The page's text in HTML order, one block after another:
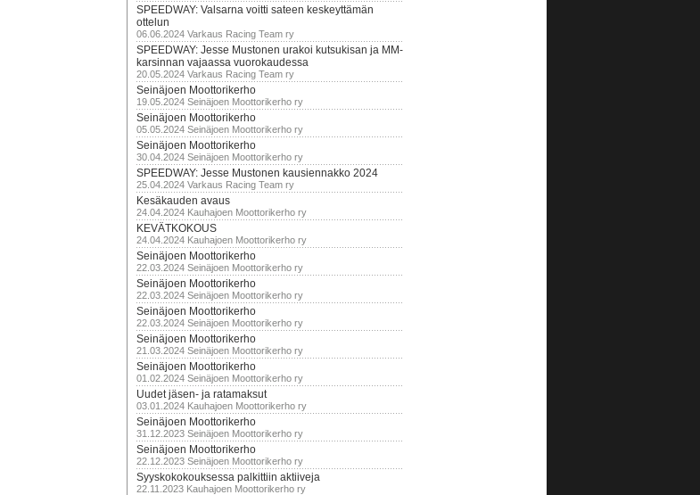
SPEEDWAY: Valsarna voitti sateen keskeyttämän
ottelun
06.06.2024 Varkaus Racing Team ry
SPEEDWAY: Jesse Mustonen urakoi kutsukisan ja MM-
karsinnan vajaassa vuorokaudessa
20.05.2024 Varkaus Racing Team ry
Seinäjoen Moottorikerho
19.05.2024 Seinäjoen Moottorikerho ry
Seinäjoen Moottorikerho
05.05.2024 Seinäjoen Moottorikerho ry
Seinäjoen Moottorikerho
30.04.2024 Seinäjoen Moottorikerho ry
SPEEDWAY: Jesse Mustonen kausiennakko 2024
25.04.2024 Varkaus Racing Team ry
Kesäkauden avaus
24.04.2024 Kauhajoen Moottorikerho ry
KEVÄTKOKOUS
24.04.2024 Kauhajoen Moottorikerho ry
Seinäjoen Moottorikerho
22.03.2024 Seinäjoen Moottorikerho ry
Seinäjoen Moottorikerho
22.03.2024 Seinäjoen Moottorikerho ry
Seinäjoen Moottorikerho
22.03.2024 Seinäjoen Moottorikerho ry
Seinäjoen Moottorikerho
21.03.2024 Seinäjoen Moottorikerho ry
Seinäjoen Moottorikerho
01.02.2024 Seinäjoen Moottorikerho ry
Uudet jäsen- ja ratamaksut
03.01.2024 Kauhajoen Moottorikerho ry
Seinäjoen Moottorikerho
31.12.2023 Seinäjoen Moottorikerho ry
Seinäjoen Moottorikerho
22.12.2023 Seinäjoen Moottorikerho ry
Syyskokokouksessa palkittiin aktiiveja
22.11.2023 Kauhajoen Moottorikerho ry